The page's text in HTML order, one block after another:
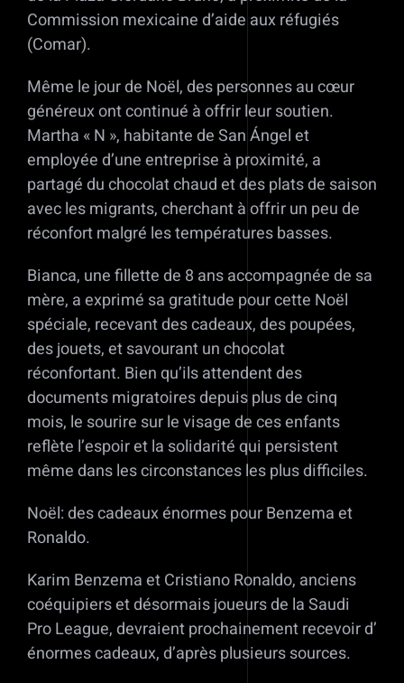
Commission mexicaine d’aide aux réfugiés
(Comar).
Même le jour de Noël, des personnes au cœur
généreux ont continué à offrir leur soutien.
Martha « N », habitante de San Ángel et
employée d’une entreprise à proximité, a
partagé du chocolat chaud et des plats de saison
avec les migrants, cherchant à offrir un peu de
réconfort malgré les températures basses.
Bianca, une fillette de 8 ans accompagnée de sa
mère, a exprimé sa gratitude pour cette Noël
spéciale, recevant des cadeaux, des poupées,
des jouets, et savourant un chocolat
réconfortant. Bien qu’ils attendent des
documents migratoires depuis plus de cinq
mois, le sourire sur le visage de ces enfants
reflète l’espoir et la solidarité qui persistent
même dans les circonstances les plus difficiles.
Noël: des cadeaux énormes pour Benzema et
Ronaldo.
Karim Benzema et Cristiano Ronaldo, anciens
coéquipiers et désormais joueurs de la Saudi
Pro League, devraient prochainement recevoir d’
énormes cadeaux, d’après plusieurs sources.